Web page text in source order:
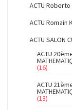
ACTU
ACTU Romain
ACTU SALON
ACTU
(16)
ACTU
(13)